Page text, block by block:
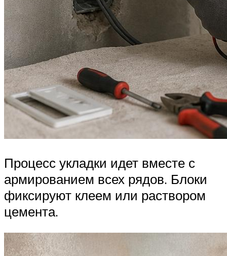
Процесс укладки идет вместе с
армированием всех рядов. Блоки
фиксируют клеем или раствором
цемента.